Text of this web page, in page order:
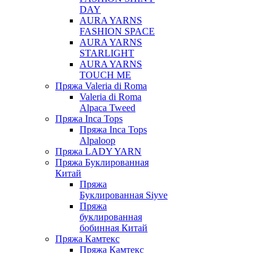
DAY
AURA YARNS
FASHION SPACE
AURA YARNS
STARLIGHT
AURA YARNS
TOUCH ME
Пряжа Valeria di Roma
Valeria di Roma
Alpaca Tweed
Пряжа Inca Tops
Пряжа Inca Tops
Alpaloop
Пряжа LADY YARN
Пряжа Буклированная
Китай
Пряжа
Буклированная Siyve
Пряжа
буклированная
бобинная Китай
Пряжа Камтекс
Пряжа Камтекс